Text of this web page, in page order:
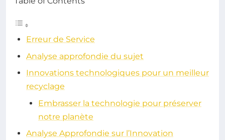
Erreur de Service
Analyse approfondie du sujet
Innovations technologiques pour un meilleur
recyclage
Embrasser la technologie pour préserver
notre planète
Analyse Approfondie sur l’Innovation